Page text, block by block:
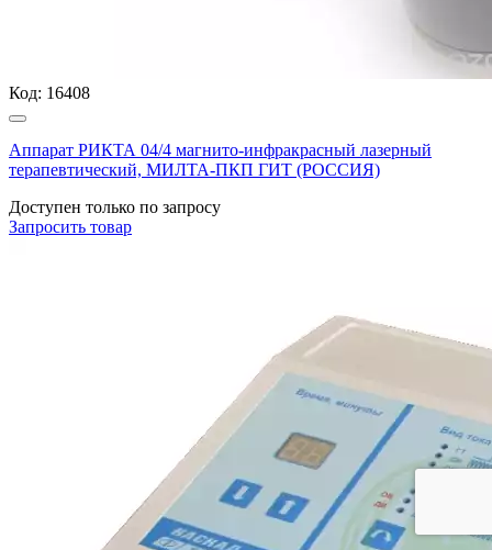
Код: 16408
Аппарат РИКТА 04/4 магнито-инфракрасный лазерный
терапевтический, МИЛТА-ПКП ГИТ (РОССИЯ)
Доступен только по запросу
Запросить товар